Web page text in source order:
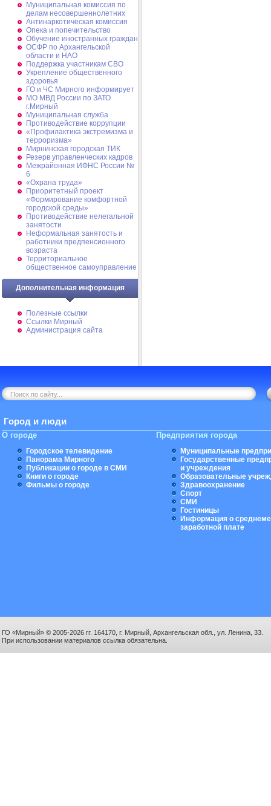
Муниципальная комиссия по
делам несовершеннолетних
Антинаркотическая комиссия
Опека и попечительство
Обучение иностранных граждан
ОСФР по Архангельской
области и НАО
Поддержка участникам СВО
Укрепление общественного
здоровья
ГО и ЧС Мирного информирует
МО МВД России по ЗАТО
г.Мирный
Муниципальная cлужба
Противодействие коррупции
«Профилактика экстремизма и
терроризма»
Мирнинская городская ТИК
Резерв управленческих кадров
Межрайонная ИФНС России №
6
«Охрана труда»
Приоритетный проект
«Формирование комфортной
городской среды»
Противодействие нелегальной
занятости
Неформальная занятость и
работники предпенсионного
возраста
Территориальное
общественное самоуправление
Дополнительная информация
Полезные ссылки
Ссылки Мирный
Администрация сайта
Город и люди
О городе
Городское телевидение
Панорама Мирного
Публикации о городе в СМИ
Книги о городе
Фильмы о городе
Предприятия города
Муниципальные
Государственные
и учреждения
Образовательные
Здравоохранение
Спорт
СМИ
Гостиницы
Информация о
заработной плате
ГО «Мирный» © 2005-2026 гг. 164170, г. Мирный, Архангельская обл., ул. Ленина, 33.
При использовании материалов ссылка обязательна.